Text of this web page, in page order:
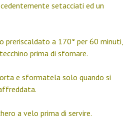
setacciati ed un
preriscaldato a 170° per 60 minuti,
prima di sfornare.
e sformatela solo quando si
a velo prima di servire.